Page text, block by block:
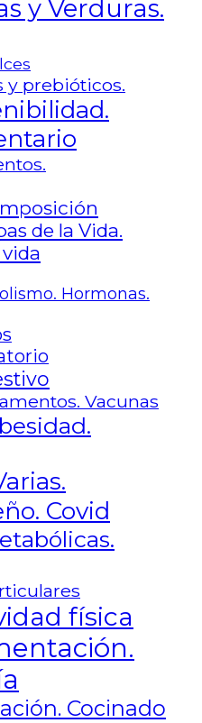
y Verduras.
y prebióticos.
de la Vida.
Hormonas.
Vacunas
Covid
física
Cocinado